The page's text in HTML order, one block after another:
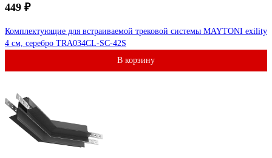
449 ₽
Комплектующие для встраиваемой трековой системы MAYTONI exility
4 см, серебро TRA034CL-SC-42S
В корзину